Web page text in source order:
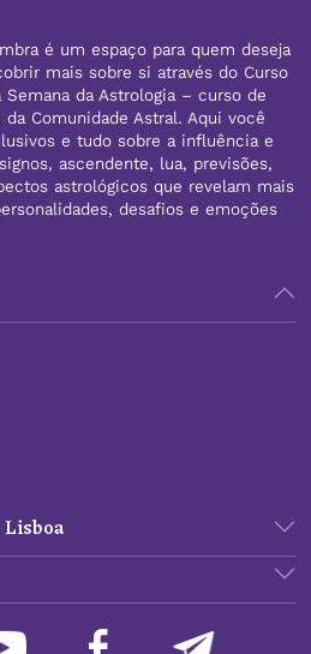
é um espaço para quem deseja
mais sobre si através do Curso
da Astrologia – curso de
Comunidade Astral. Aqui você
e tudo sobre a influência e
ascendente, lua, previsões,
astrológicos que revelam mais
desafios e emoções